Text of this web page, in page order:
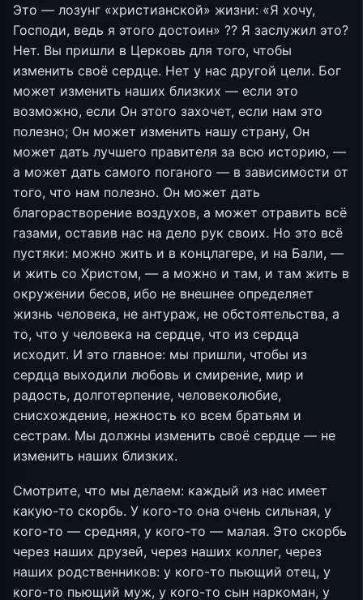
Это — лозунг «христианской» жизни: «Я хочу,
Господи, ведь я этого достоин» ?? Я заслужил это?
Нет. Вы пришли в Церковь для того, чтобы
изменить своё сердце. Нет у нас другой цели. Бог
может изменить наших близких — если это
возможно, если Он этого захочет, если нам это
полезно; Он может изменить нашу страну, Он
может дать лучшего правителя за всю историю, —
а может дать самого поганого — в зависимости от
того, что нам полезно. Он может дать
благорастворение воздухов, а может отравить всё
газами, оставив нас на дело рук своих. Но это всё
пустяки: можно жить и в концлагере, и на Бали, —
и жить со Христом, — а можно и там, и там жить в
окружении бесов, ибо не внешнее определяет
жизнь человека, не антураж, не обстоятельства, а
то, что у человека на сердце, что из сердца
исходит. И это главное: мы пришли, чтобы из
сердца выходили любовь и смирение, мир и
радость, долготерпение, человеколюбие,
снисхождение, нежность ко всем братьям и
сестрам. Мы должны изменить своё сердце — не
изменить наших близких.
Смотрите, что мы делаем: каждый из нас имеет
какую-то скорбь. У кого-то она очень сильная, у
кого-то — средняя, у кого-то — малая. Это скорбь
через наших друзей, через наших коллег, через
наших родственников: у кого-то пьющий отец, у
кого-то пьющий муж, у кого-то сын наркоман, у